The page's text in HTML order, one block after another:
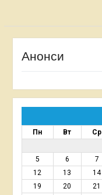
Анонси
Пн Вт Ср
5
6 7
12
13 14
19
20 21